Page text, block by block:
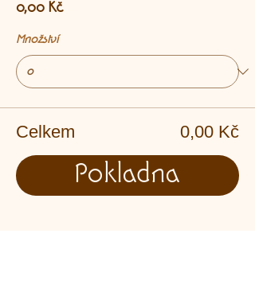
0,00 Kč
Množství
Celkem 0,00 Kč
Pokladna